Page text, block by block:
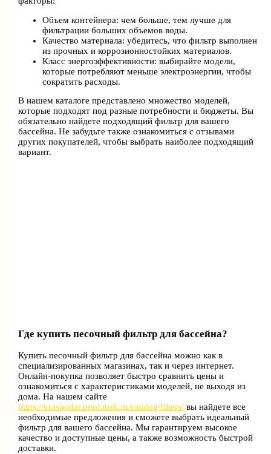
Объем контейнера: чем больше, тем лучше для
фильтрации больших объемов воды.
Качество материала: убедитесь, что фильтр выполнен
из прочных и коррозионностойких материалов.
Класс энергоэффективности: выбирайте модели,
которые потребляют меньше электроэнергии, чтобы
сократить расходы.
В нашем каталоге представлено множество моделей,
которые подходят под разные потребности и бюджеты. Вы
обязательно найдете подходящий фильтр для вашего
бассейна. Не забудьте также ознакомиться с отзывами
других покупателей, чтобы выбрать наиболее подходящий
вариант.
Где купить песочный фильтр для бассейна?
Купить песочный фильтр для бассейна можно как в
специализированных магазинах, так и через интернет.
Онлайн-покупка позволяет быстро сравнить цены и
ознакомиться с характеристиками моделей, не выходя из
дома. На нашем сайте
https://krasnodar.pool.msk.ru/catalog/filters/ вы найдете все
необходимые предложения и сможете выбрать идеальный
фильтр для вашего бассейна. Мы гарантируем высокое
качество и доступные цены, а также возможность быстрой
доставки.